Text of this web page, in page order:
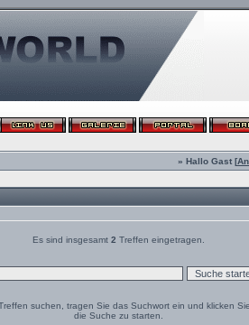
» Hallo Gast [
Es sind insgesamt 2 Treffen eingetragen.
suchen, tragen Sie das Suchwort ein und klicken
die Suche zu starten.